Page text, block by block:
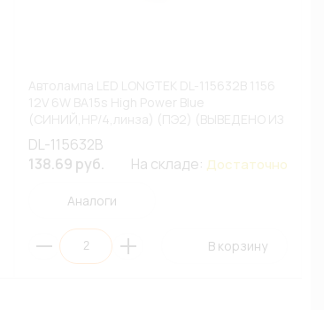
АССОРТИМЕНТА)
DL-115632B
138.69 руб.
На складе: Достаточно
Аналоги
В корзину